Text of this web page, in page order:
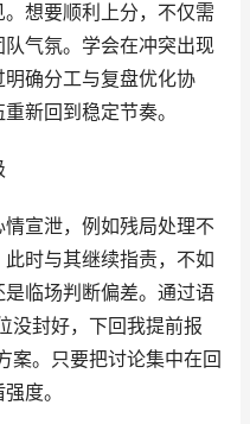
想要顺利上分，不仅需
气氛。学会在冲突出现
确分工与复盘优化协
新回到稳定节奏。
宣泄，例如残局处理不
时与其继续指责，不如
临场判断偏差。通过语
没封好，下回我提前报
案。只要把讨论集中在回
度。